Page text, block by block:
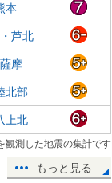
本
芦北
摩
北部
上北
観測した地震の集計です
もっと見る